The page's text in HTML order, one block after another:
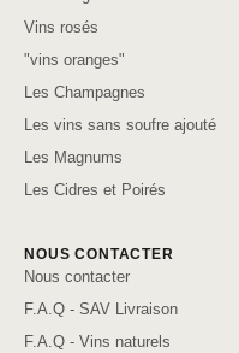
Vins rosés
"vins oranges"
Les Champagnes
Les vins sans soufre ajouté
Les Magnums
Les Cidres et Poirés
NOUS CONTACTER
Nous contacter
F.A.Q - SAV Livraison
F.A.Q - Vins naturels